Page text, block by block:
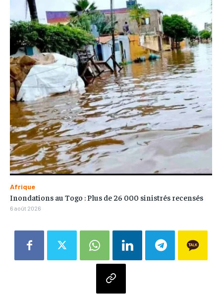
Afrique
Inondations au Togo : Plus de 26 000 sinistrés recensés
6 août 2026